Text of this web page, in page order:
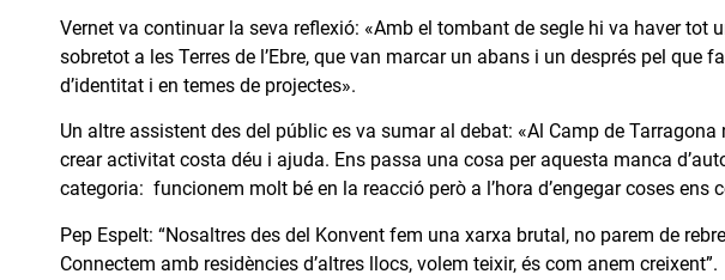
Vernet va continuar la seva reflexió: «Amb el tombant de segle hi va haver tot
sobretot a les Terres de l’Ebre, que van marcar un abans i un després pel que
d’identitat i en temes de projectes».
Un altre assistent des del públic es va sumar al debat: «Al Camp de
crear activitat costa déu i ajuda. Ens passa una cosa per aquesta manca
categoria: funcionem molt bé en la reacció però a l’hora d’engegar coses ens
Pep Espelt: “Nosaltres des del Konvent fem una xarxa brutal, no parem de
Connectem amb residències d’altres llocs, volem teixir, és com anem creixent”.